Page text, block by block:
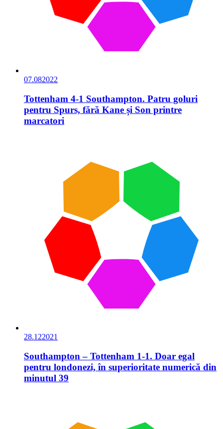
07.082022
Tottenham 4-1 Southampton. Patru goluri
pentru Spurs, fără Kane și Son printre
marcatori
28.122021
Southampton – Tottenham 1-1. Doar egal
pentru londonezi, în superioritate numerică din
minutul 39